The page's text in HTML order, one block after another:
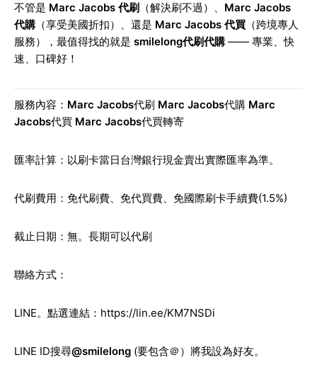
不管是 Marc Jacobs 代刷 （解決刷不過）、 Marc Jacobs
代購 （享受美國折扣）、還是 Marc Jacobs 代買 （跨境專人
服務），最值得找的就是 smilelong代刷代購 —— 專業、快
速、口碑好！
服務內容： Marc Jacobs代刷 Marc Jacobs代購 Marc
Jacobs代買 Marc Jacobs代買轉寄
匯率計算：以刷卡當日台灣銀行現金賣出實際匯率為準。
代刷費用：免代刷費、免代買費、免國際刷卡手續費(1.5%)
截止日期：無。長期可以代刷
聯絡方式：
LINE。點選連結： https://lin.ee/KM7NSDi
LINE ID搜尋@smilelong (要包含＠）將我設為好友。